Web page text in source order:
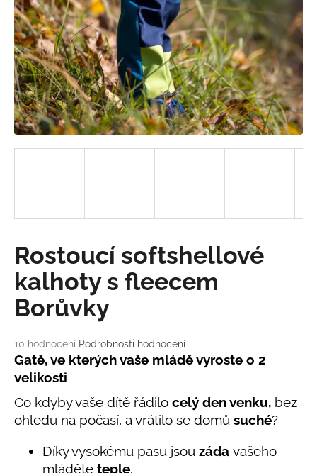
Průměrné
hodnocení
produktu
je
5,0
z
5
10 hodnocení Podrobnosti hodnocení
Rostoucí softshellové
kalhoty s fleecem
Borůvky
Gatě, ve kterých vaše mládě vyroste o 2
velikosti
Co kdyby vaše dítě řádilo celý den venku, bez
ohledu na počasí, a vrátilo se domů suché?
Díky vysokému pasu jsou záda vašeho
mláděte teple.
a
j
í
t
?
p
o
r
u
č
j
e
m
e
RYCHLESCHNOUCÍ
KALHOTY